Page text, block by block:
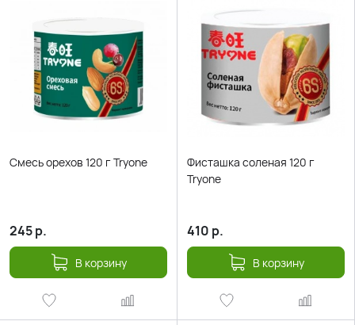
Смесь орехов 120 г Tryone
245р.
В корзину
Фисташка соленая 120 г
Tryone
410 р.
В корзину